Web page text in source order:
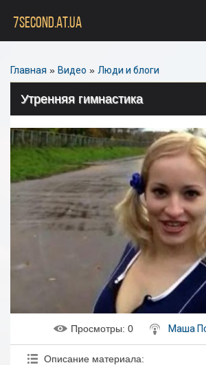
7SECOND.AT.UA
Главная » Видео » Люди и блоги
Утренняя гимнастика
Просмотры: 0 Маша
Описание материала: